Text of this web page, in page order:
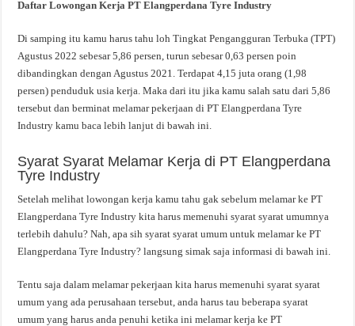
Daftar Lowongan Kerja PT Elangperdana Tyre Industry
Di samping itu kamu harus tahu loh Tingkat Pengangguran Terbuka (TPT)
Agustus 2022 sebesar 5,86 persen, turun sebesar 0,63 persen poin
dibandingkan dengan Agustus 2021. Terdapat 4,15 juta orang (1,98
persen) penduduk usia kerja. Maka dari itu jika kamu salah satu dari 5,86
tersebut dan berminat melamar pekerjaan di PT Elangperdana Tyre
Industry kamu baca lebih lanjut di bawah ini.
Syarat Syarat Melamar Kerja di PT Elangperdana
Tyre Industry
Setelah melihat lowongan kerja kamu tahu gak sebelum melamar ke PT
Elangperdana Tyre Industry kita harus memenuhi syarat syarat umumnya
terlebih dahulu? Nah, apa sih syarat syarat umum untuk melamar ke PT
Elangperdana Tyre Industry? langsung simak saja informasi di bawah ini.
Tentu saja dalam melamar pekerjaan kita harus memenuhi syarat syarat
umum yang ada perusahaan tersebut, anda harus tau beberapa syarat
umum yang harus anda penuhi ketika ini melamar kerja ke PT